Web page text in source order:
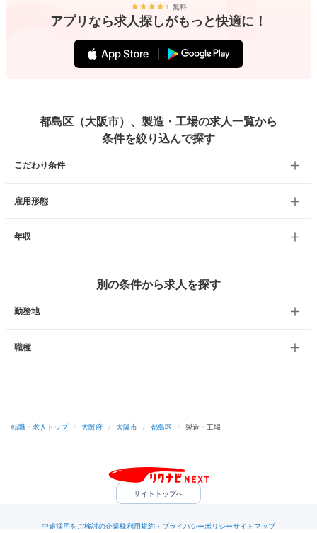
無料
アプリなら求人探しがもっと快適に！
都島区（大阪市）、製造・工場の求人一覧から
条件を絞り込んで探す
こだわり条件
雇用形態
年収
別の条件から求人を探す
勤務地
職種
転職・求人トップ / 大阪府 / 大阪市 / 都島区 / 製造・工場
サイトトップへ
中途採用をご検討の企業様利用規約・プライバシーポリシーサイトマップ